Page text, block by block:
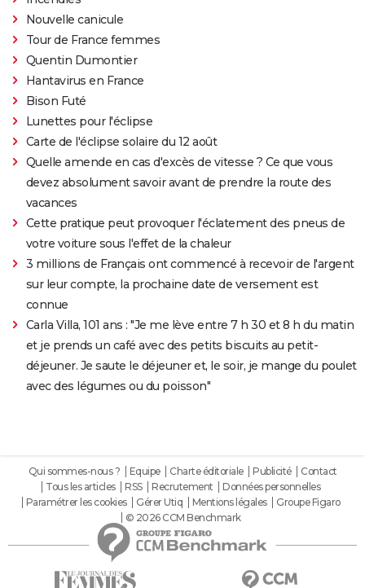
Nouvelle canicule
Tour de France femmes
Quentin Dumontier
Hantavirus en France
Bison Futé
Lunettes pour l'éclipse
Carte de l'éclipse solaire du 12 août
Quelle amende en cas d'excès de vitesse ? Ce que vous
devez absolument savoir avant de prendre la route des
vacances
Cette pratique peut provoquer l'éclatement des pneus de
votre voiture sous l'effet de la chaleur
3 millions de Français ont commencé à recevoir de l'argent
sur leur compte, la prochaine date de versement est
connue
Carla Villa, 101 ans : "Je me lève entre 7 h 30 et 8 h du matin
et je prends un café avec des petits biscuits au petit-
déjeuner. Je saute le déjeuner et, le soir, je mange du poulet
avec des légumes ou du poisson"
Qui sommes-nous ? Equipe Charte éditoriale Publicité
Contact
Tous les articles
RSS Recrutement
Données personnelles
Paramétrer les cookies
Gérer Utiq Mentions légales
Groupe Figaro
© 2026 CCM Benchmark